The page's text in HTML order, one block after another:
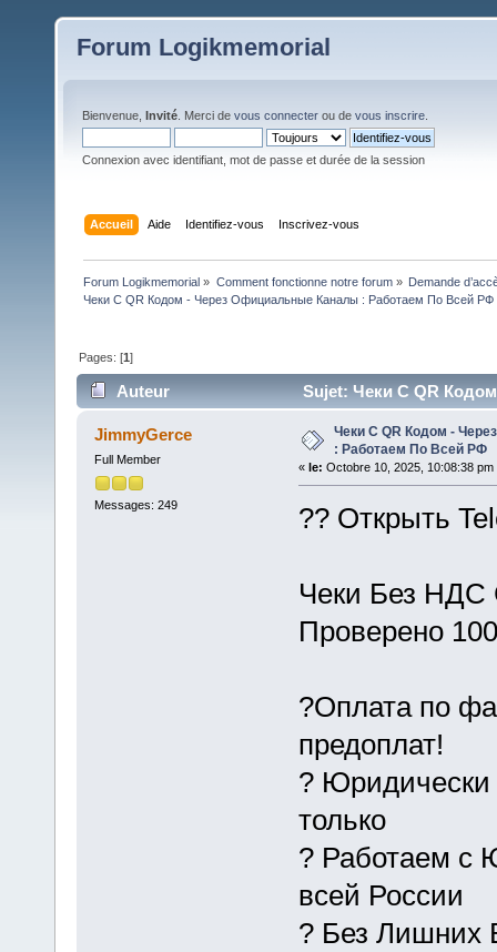
Forum Logikmemorial
Bienvenue, Invité . Merci de vous connecter ou de vous inscrire
Connexion avec identifiant, mot de passe et durée de la session
Accueil Aide Identifiez-vous Inscrivez-vous
Forum Logikmemorial » Comment fonctionne notre forum» Demande
Чеки С QR Кодом - Через Официальные Каналы : Работаем По Всей РФ
Pages: [1]
Auteur
Sujet: Чеки С QR
150 fois)
JimmyGerce
Full Member
Messages: 249
Чеки С QR Кодом -
: Работаем По Всей РФ
« le: Octobre 10, 2025, 10:08:38 pm
?? Открыть
Чеки Без НДС
Проверено
?Оплата по
предоплат!
? Юридически
только
? Работаем с
всей России
? Без Лишних